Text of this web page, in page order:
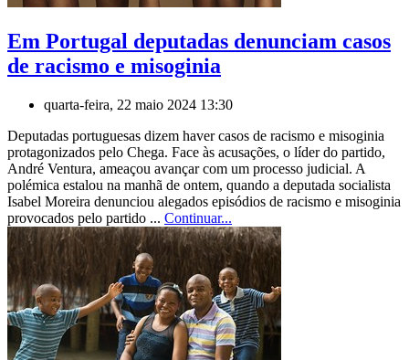
Em Portugal deputadas denunciam casos
de racismo e misoginia
quarta-feira, 22 maio 2024 13:30
Deputadas portuguesas dizem haver casos de racismo e misoginia
protagonizados pelo Chega. Face às acusações, o líder do partido,
André Ventura, ameaçou avançar com um processo judicial. A
polémica estalou na manhã de ontem, quando a deputada socialista
Isabel Moreira denunciou alegados episódios de racismo e misoginia
provocados pelo partido ... Continuar...